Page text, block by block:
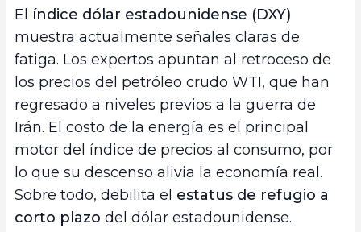
El índice dólar estadounidense (DXY)
muestra actualmente señales claras de
fatiga. Los expertos apuntan al retroceso de
los precios del petróleo crudo WTI, que han
regresado a niveles previos a la guerra de
Irán. El costo de la energía es el principal
motor del índice de precios al consumo, por
lo que su descenso alivia la economía real.
Sobre todo, debilita el estatus de refugio a
corto plazo del dólar estadounidense.